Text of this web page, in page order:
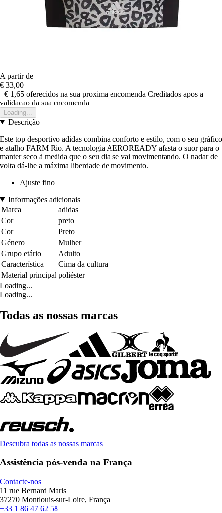
A partir de
€ 33,00
+€ 1,65 oferecidos na sua proxima encomenda Creditados apos a
validacao da sua encomenda
Loading...
Descrição
Este top desportivo adidas combina conforto e estilo, com o seu gráfico
e atalho FARM Rio. A tecnologia AEROREADY afasta o suor para o
manter seco à medida que o seu dia se vai movimentando. O nadar de
volta dá-lhe a máxima liberdade de movimento.
Ajuste fino
Informações adicionais
Marca
adidas
Cor
preto
Cor
Preto
Género
Mulher
Grupo etário
Adulto
Característica
Cima da cultura
Material principal poliéster
Loading...
Loading...
Todas as nossas marcas
Descubra todas as nossas marcas
Assistência pós-venda na França
Contacte-nos
11 rue Bernard Maris
37270 Montlouis-sur-Loire, França
+33 1 86 47 62 58